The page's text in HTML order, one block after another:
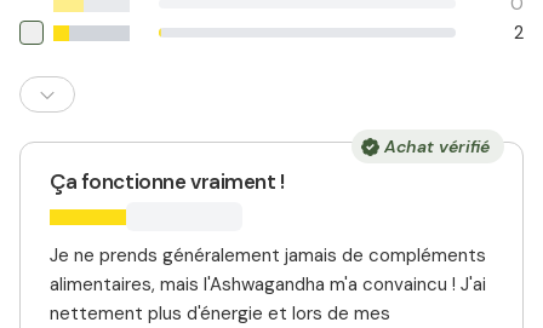
2
Achat vérifié
Ça fonctionne vraiment !
Je ne prends généralement jamais de compléments
alimentaires, mais l'Ashwagandha m'a convaincu ! J'ai
nettement plus d'énergie et lors de mes